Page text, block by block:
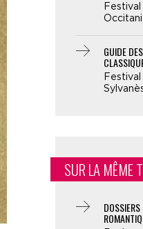
GUIDE
SUR LA MÊME